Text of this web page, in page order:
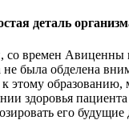
деталь
со времен Авиценны
не была обделена
этому образованию,
здоровья
его будущие